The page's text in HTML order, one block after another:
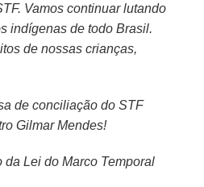
Vamos continuar lutando
indígenas de todo Brasil.
de nossas crianças,
de conciliação do STF
Gilmar Mendes!
da Lei do Marco Temporal